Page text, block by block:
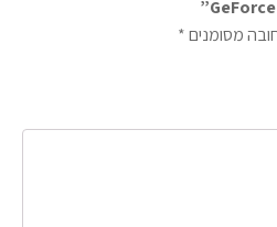
GeForce
מסומנים*